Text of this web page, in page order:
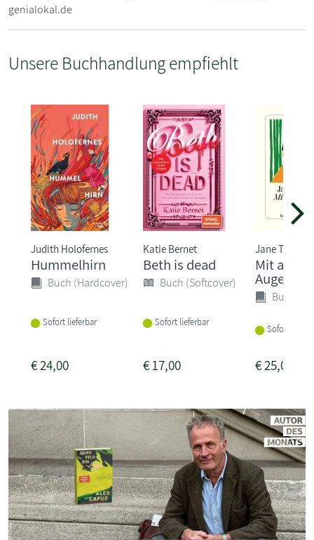
genialokal.de
Unsere Buchhandlung empfiehlt
Judith Holofernes
Hummelhirn
Buch (Hardcover)
Sofort lieferbar
€24,00
Katie Bernet
Beth is dead
Buch (Softcover)
Sofort lieferbar
€17,00
Jane Tara
Mit
Augen
Buch
Sofort
€25,00